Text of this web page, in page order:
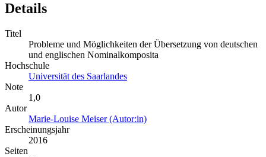
Details
Titel
Probleme und Möglichkeiten der Übersetzung von deutschen
und englischen Nominalkomposita
Hochschule
Universität des Saarlandes
Note
1,0
Autor
Marie-Louise Meiser (Autor:in)
Erscheinungsjahr
2016
Seiten